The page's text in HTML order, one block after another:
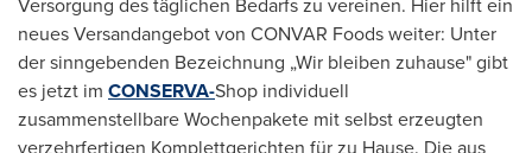
neues Versandangebot von CONVAR Foods weiter: Unter
der sinngebenden Bezeichnung „Wir bleiben zuhause" gibt
es jetzt im CONSERVA-Shop individuell
zusammenstellbare Wochenpakete mit selbst erzeugten